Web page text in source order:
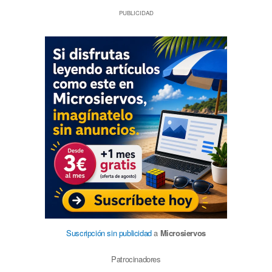
PUBLICIDAD
Suscripción sin publicidada Microsiervos
Patrocinadores